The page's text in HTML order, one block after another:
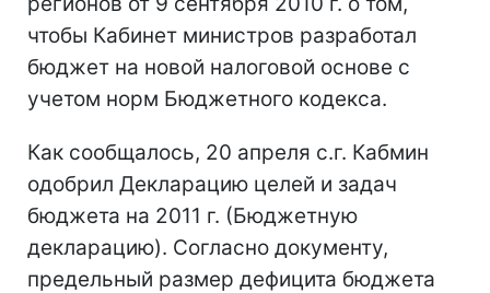
чтобы Кабинет министров разработал
бюджет на новой налоговой основе с
учетом норм Бюджетного кодекса.
Как сообщалось, 20 апреля с.г. Кабмин
одобрил Декларацию целей и задач
бюджета на 2011 г. (Бюджетную
декларацию). Согласно документу,
предельный размер дефицита бюджета